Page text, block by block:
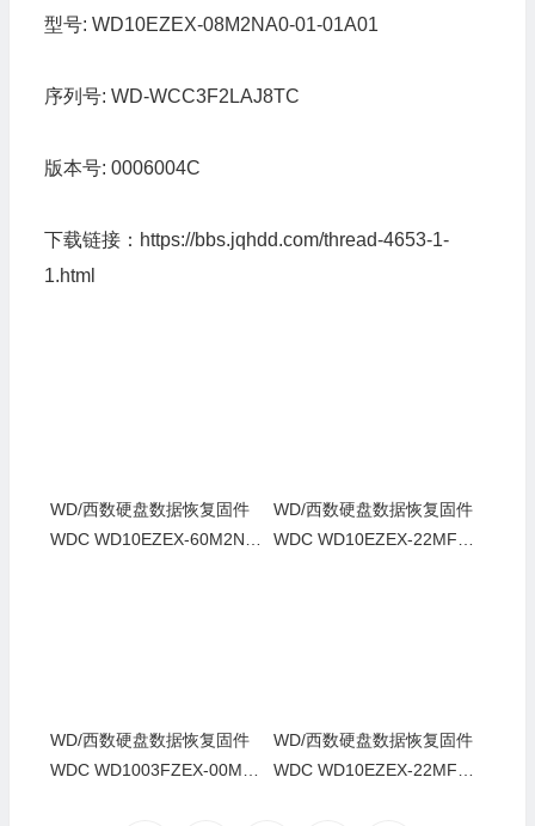
型号: WD10EZEX-08M2NA0-01-01A01
序列号: WD-WCC3F2LAJ8TC
版本号: 0006004C
下载链接： https://bbs.jqhdd.com/thread-4653-1-
1.html
WD/西数硬盘数据恢复固件
WDC WD10EZEX-60M2NA
WD/西数硬盘数据恢复固件
WDC WD10EZEX-22MFCA
WD/西数硬盘数据恢复固件
WDC WD1003FZEX-00MK
WD/西数硬盘数据恢复固件
WDC WD10EZEX-22MFCA